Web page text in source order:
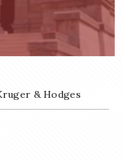
& Hodges